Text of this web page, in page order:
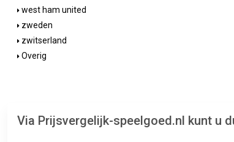
west ham united
zweden
zwitserland
Overig
Via Prijsvergelijk-speelgoed.nl kunt u